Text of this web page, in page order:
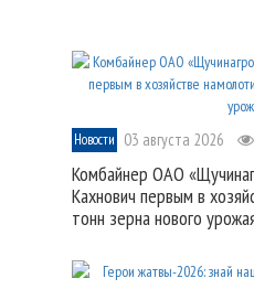
Новости 03 августа 2026
Комбайнер ОАО
Кахнович первым в
тонн зерна нового